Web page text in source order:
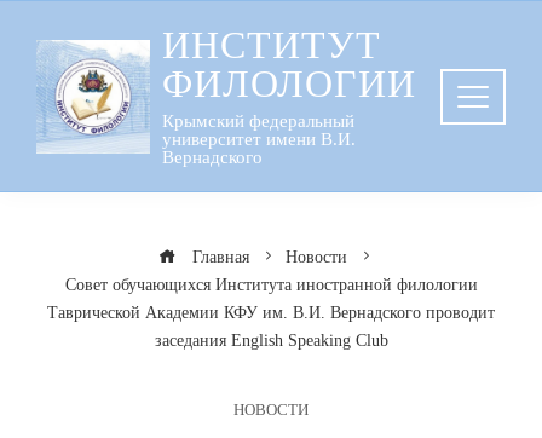
содержанию
ИНСТИТУТ
ФИЛОЛОГИИ
Крымский федеральный
университет имени В.И.
Вернадского
Главная
Новости
Совет обучающихся Института иностранной филологии
Таврической Академии КФУ им. В.И. Вернадского проводит
заседания English Speaking Club
НОВОСТИ